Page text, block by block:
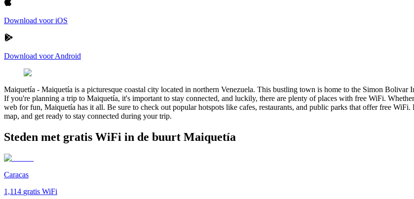
Download voor iOS
Download voor Android
Maiquetía - Maiquetía is a picturesque coastal city located in northern Venezuela. This bustling town is home to the Simon
If you're planning a trip to Maiquetía, it's important to stay connected, and luckily, there are plenty of places with free WiFi.
web for fun, Maiquetía has it all. Be sure to check out popular hotspots like cafes, restaurants, and public parks that offer free
map, and get ready to stay connected during your trip.
Steden met gratis WiFi in de buurt Maiquetía
Caracas
1,114 gratis WiFi